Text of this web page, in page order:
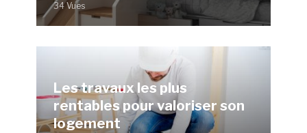
34 Vues
Les travaux les plus
rentables pour valoriser son
logement